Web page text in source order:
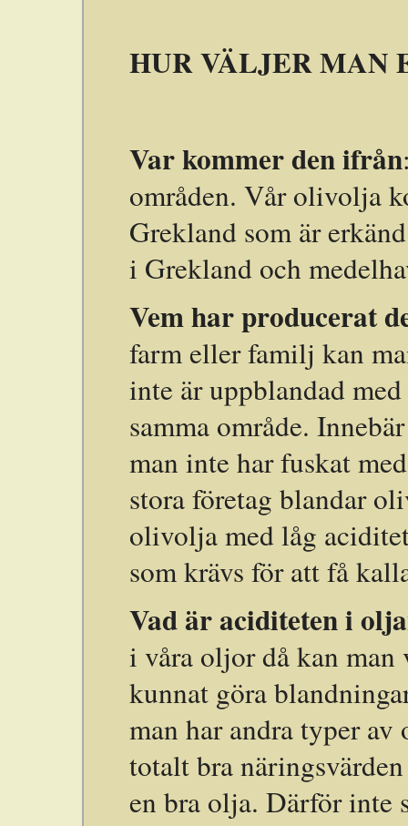
HUR VÄLJER MAN
Var kommer den ifrån
områden. Vår olivolja
Grekland som är
i Grekland och
Vem har producerat
farm eller familj kan
inte är uppblandad
samma område.
man inte har fuskat
stora företag blandar
olivolja med låg
som krävs för att få
Vad är aciditeten i
i våra oljor då kan man
kunnat göra
man har andra typer
totalt bra
en bra olja. Därför inte